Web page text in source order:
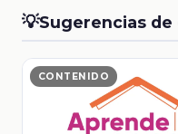
💡Sugerencias
CONTENIDO